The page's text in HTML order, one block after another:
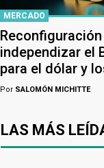
MERCADO
independizar el
para el dólar y
Por SALOMÓN MICHITTE
LAS MÁS